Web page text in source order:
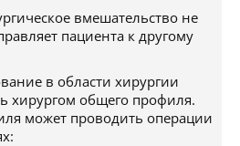
вмешательство не
пациента к другому
в области хирургии
хирургом общего профиля.
может проводить операции